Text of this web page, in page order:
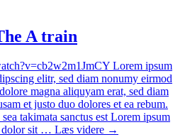
A train
Lorem ipsum
elitr, sed diam nonumy eirmod
magna aliquyam erat, sed diam
et justo duo dolores et ea rebum.
takimata sanctus est Lorem ipsum
dolor sit … Læs videre Ellington
→